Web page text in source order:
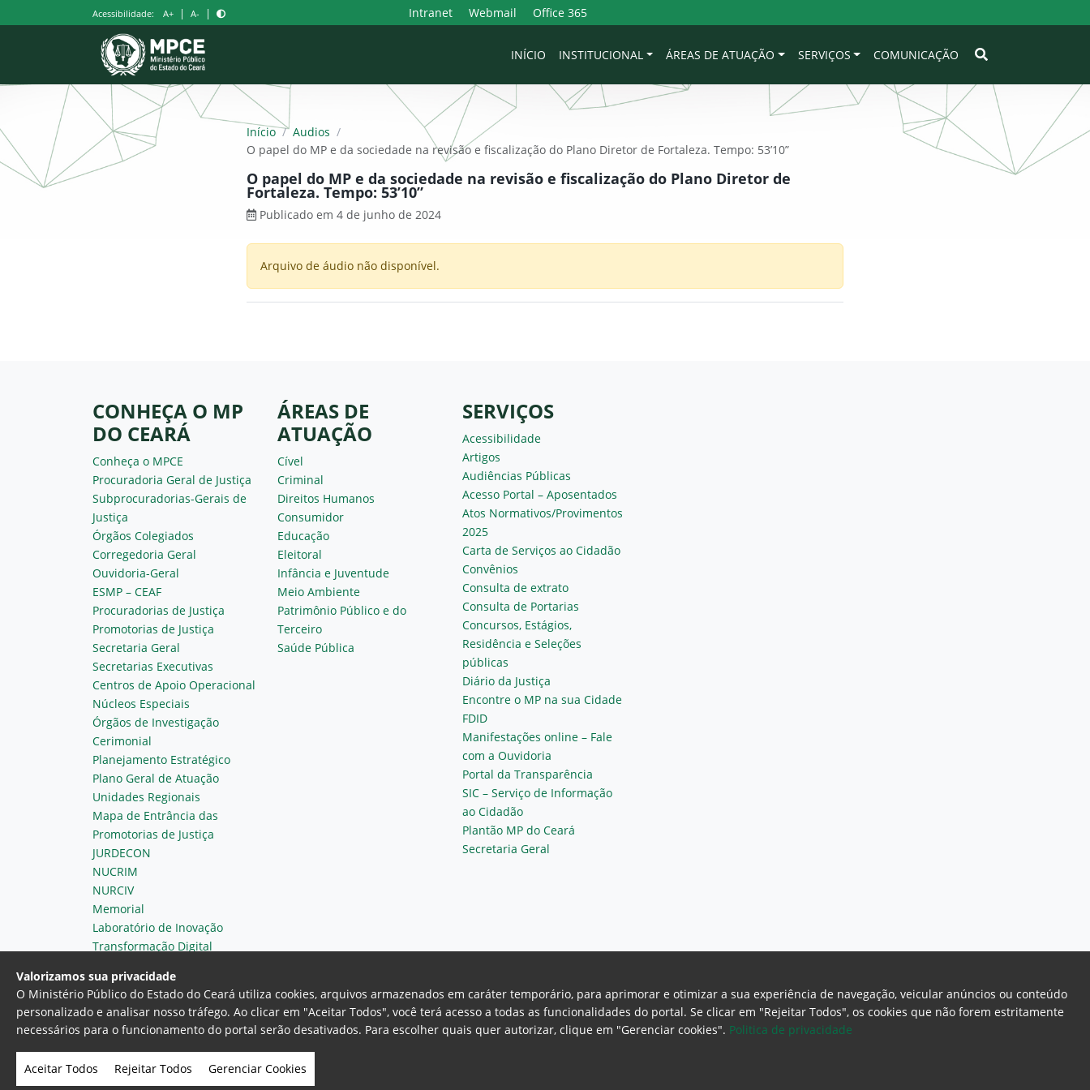
para
Acessibilidade: A+ | A- | Intranet Webmail Office 365
INÍCIO INSTITUCIONAL ÁREAS DE ATUAÇÃO SERVIÇOS COMUNICAÇÃO
Início / Audios /
O papel do MP e da sociedade na revisão e fiscalização do Plano Diretor de Fortaleza. Tempo: 53’10”
O papel do MP e da sociedade na revisão e fiscalização do Plano Diretor de
Fortaleza. Tempo: 53’10”
Publicado em 4 de junho de 2024
Arquivo de áudio não disponível.
CONHEÇA O MP
DO CEARÁ
Conheça o MPCE
Procuradoria Geral de Justiça
Subprocuradorias-Gerais de
Justiça
Órgãos Colegiados
Corregedoria Geral
Ouvidoria-Geral
ESMP – CEAF
Procuradorias de Justiça
Promotorias de Justiça
Secretaria Geral
Secretarias Executivas
Centros de Apoio Operacional
Núcleos Especiais
Órgãos de Investigação
Cerimonial
Planejamento Estratégico
Plano Geral de Atuação
Unidades Regionais
Mapa de Entrância das
Promotorias de Justiça
JURDECON
NUCRIM
NURCIV
Memorial
Laboratório de Inovação
Transformação Digital
ÁREAS DE
ATUAÇÃO
Cível
Criminal
Direitos Humanos
Consumidor
Educação
Eleitoral
Infância e Juventude
Meio Ambiente
Patrimônio Público e do
Terceiro
Saúde Pública
SERVIÇOS
Acessibilidade
Artigos
Audiências Públicas
Acesso Portal – Aposentados
Atos Normativos/Provimentos
2025
Carta de Serviços ao Cidadão
Convênios
Consulta de extrato
Consulta de Portarias
Concursos, Estágios,
Residência e Seleções
públicas
Diário da Justiça
Encontre o MP na sua Cidade
FDID
Manifestações online – Fale
com a Ouvidoria
Portal da Transparência
SIC – Serviço de Informação
ao Cidadão
Plantão MP do Ceará
Secretaria Geral
Ministério Público do Estado do Ceará Procuradoria Geral de Justiça
Av. Gen. Afonso Albuquerque Lima, 130 - Cambeba - CEP: 60.822-325
- Fortaleza, Ceará. Brasil
Valorizamos sua privacidade
O Ministério Público do Estado do Ceará utiliza cookies, arquivos armazenados em caráter temporário, para aprimorar e otimizar a sua experiência de navegação, veicular anúncios ou conteúdo
personalizado e analisar nosso tráfego. Ao clicar em "Aceitar Todos", você terá acesso a todas as funcionalidades do portal. Se clicar em "Rejeitar Todos", os cookies que não forem estritamente
necessários para o funcionamento do portal serão desativados. Para escolher quais quer autorizar, clique em "Gerenciar cookies". Politica de privacidade
Aceitar Todos Rejeitar Todos Gerenciar Cookies